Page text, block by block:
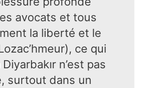
avocats et tous
la liberté et le
ce qui
n’est pas
surtout dans un